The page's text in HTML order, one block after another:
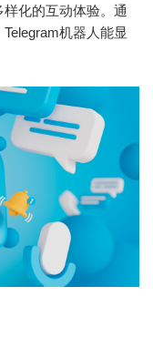
化的互动体验。通
机器人能显